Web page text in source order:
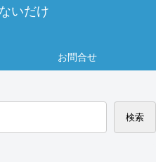
いだけ
お問合せ
検索